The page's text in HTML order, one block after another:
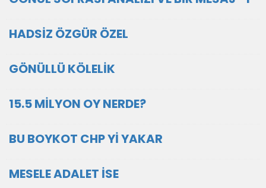
HADSİZ ÖZGÜR ÖZEL
GÖNÜLLÜ KÖLELİK
15.5 MİLYON OY NERDE?
BU BOYKOT CHP Yİ YAKAR
MESELE ADALET İSE